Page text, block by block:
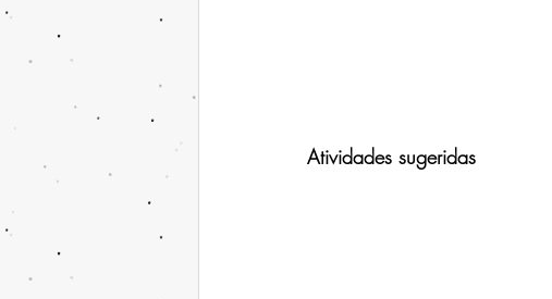
Atividades sugeridas